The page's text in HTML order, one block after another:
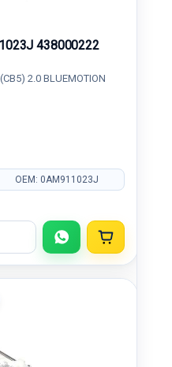
438000222
2.0 BLUEMOTION
OEM: 0AM911023J